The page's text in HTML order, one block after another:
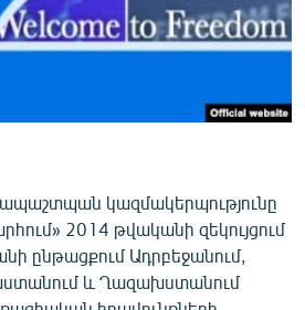
կազմակերպությունը
2014 թվականի զեկույցում
ընթացքում Ադրբեջանում,
և Ղազախստանում